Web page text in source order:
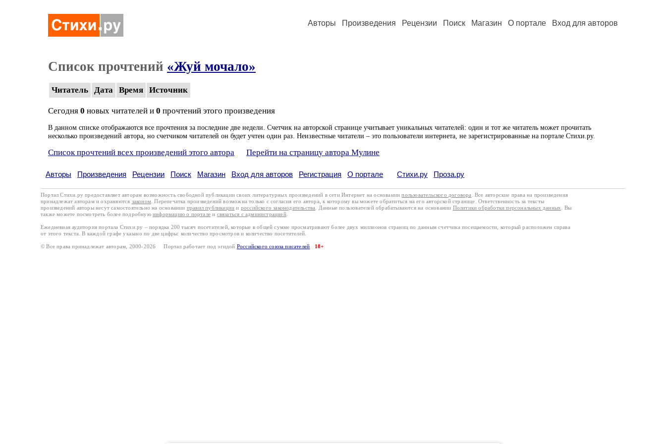
Авторы Произведения Рецензии Поиск Магазин О портале Вход для авторов
Список прочтений «Жуй мочало»
Читатель Дата Время Источник
Сегодня 0 новых читателей и 0 прочтений этого произведения
В данном списке отображаются все прочтения за последние две недели. Счетчик на авторской странице учитывает уникальных читателей: один и тот же читатель может прочитать
несколько произведений автора, но счетчиком читателей он будет учтен один раз. Неизвестные читатели – это пользователи интернета, не зарегистрированные на портале Стихи.ру.
Список прочтений всех произведений этого автора Перейти на страницу автора Мулине
Авторы Произведения Рецензии Поиск Магазин Вход для авторов Регистрация О портале Стихи.ру Проза.ру
Портал Стихи.ру предоставляет авторам возможность свободной публикации своих литературных произведений в сети Интернет на основаниипользовательского договора
. Все авторские права на произведения
принадлежат авторам и охраняются законом . Перепечатка произведений возможна только с согласия его автора, к которому вы можете обратиться на его авторской странице. Ответственность за тексты
произведений авторы несут самостоятельно на основании правил публикации и российского законодательства . Данные пользователей обрабатываются на основании Политики обработки персональных данных
. Вы
также можете посмотреть более подробную информацию о портале и связаться с администрацией.
Ежедневная аудитория портала Стихи.ру – порядка 200 тысяч посетителей, которые в общей сумме просматривают более двух миллионов страниц по данным счетчика посещаемости, который расположен справа
от этого текста. В каждой графе указано по две цифры: количество просмотров и количество посетителей.
© Все права принадлежат авторам, 2000-2026 Портал работает под эгидой Российского союза писателей 18+